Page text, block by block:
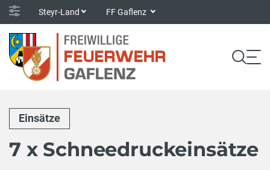
Steyr-Land FF Gaflenz
Einsätze
7 x Schneedruckeinsätze